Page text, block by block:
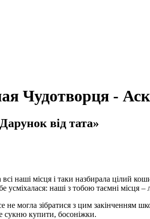
Чудотворця -
від тата»
наші місця і таки назбирала цілий
усміхалася: наші з тобою таємні місця
не могла зібратися з цим закінченням
сукню купити, босоніжки.